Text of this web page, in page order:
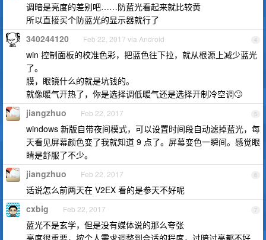
调暗是亮度的差别吧……防蓝光看起来就比较黄
所以直接买个防蓝光的显示器就行了
4
340244120 Feb 22, 2017 via Android
win 控制面板的校准色彩，把蓝色往下拉，就从根源上减少蓝光
了。
膜，眼镜什么的就是坑钱的。
就像暖气开热了，你是选择调低暖气还是选择开制冷空调🙄
5
jiangzhuo Feb 22, 2017
windows 新版自带夜间模式，可以设置时间段自动滤掉蓝光，每
天看见屏幕颜色变了我就知道 9 点了。屏幕变色一瞬间。感觉眼
睛是舒服了不少。
6
jiangzhuo Feb 22, 2017
话说怎么前两天在 V2EX 看的是参天不好呢
7
cxbig Feb 22, 2017
蓝光不是玄学，但是没有媒体说的那么夸张
亮度很重要，按个人需求调整到合适的程度，过暗过亮都不好